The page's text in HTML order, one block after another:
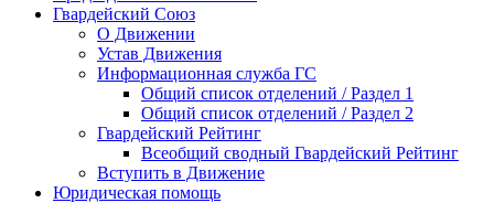
Гвардейский Союз
О Движении
Устав Движения
Информационная служба ГС
Общий список отделений / Раздел 1
Общий список отделений / Раздел 2
Гвардейский Рейтинг
Всеобщий сводный Гвардейский Рейтинг
Вступить в Движение
Юридическая помощь